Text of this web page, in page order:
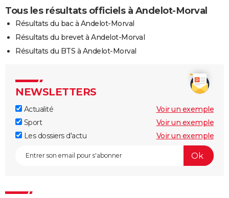
Tous les résultats officiels à Andelot-Morval
Résultats du bac à Andelot-Morval
Résultats du brevet à Andelot-Morval
Résultats du BTS à Andelot-Morval
NEWSLETTERS
Actualité
Voir un exemple
Sport
Voir un exemple
Les dossiers d'actu
Voir un exemple